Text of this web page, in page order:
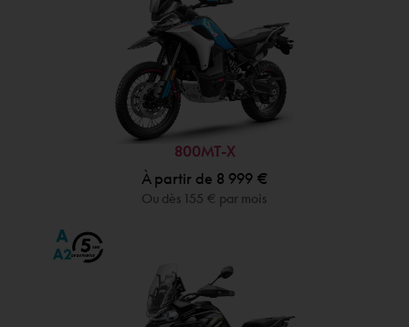
800MT-X
À partir de 8 999 €
Ou dès 155 € par mois